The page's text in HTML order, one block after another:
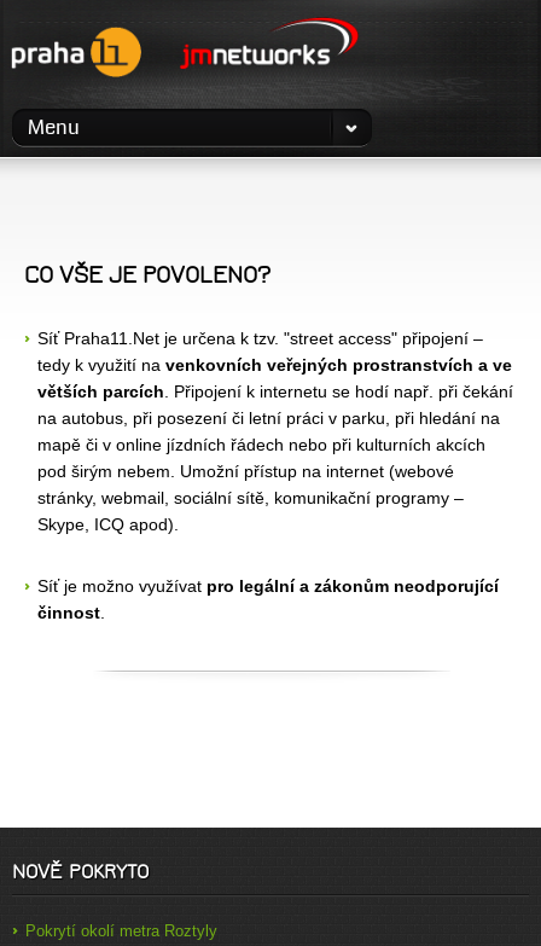
Menu
CO VŠE JE POVOLENO?
Síť Praha11.Net je určena k tzv. "street access" připojení –
tedy k využití na venkovních veřejných prostranstvích a ve
větších parcích . Připojení k internetu se hodí např. při čekání
na autobus, při posezení či letní práci v parku, při hledání na
mapě či v online jízdních řádech nebo při kulturních akcích
pod širým nebem. Umožní přístup na internet (webové
stránky, webmail, sociální sítě, komunikační programy –
Skype, ICQ apod).
Síť je možno využívat pro legální a zákonům neodporující
činnost
NOVĚ POKRYTO
Pokrytí okolí metra Roztyly